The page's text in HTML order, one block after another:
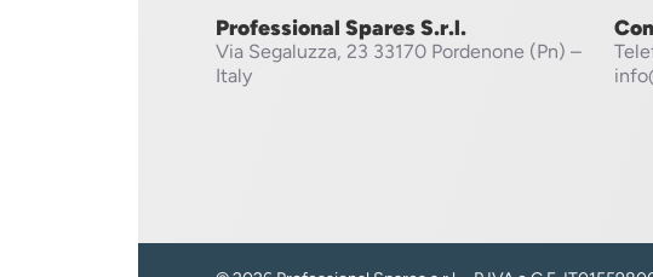
Professional Spares S.r.l.
Via Segaluzza, 23 33170 Pordenone (Pn) –
Italy